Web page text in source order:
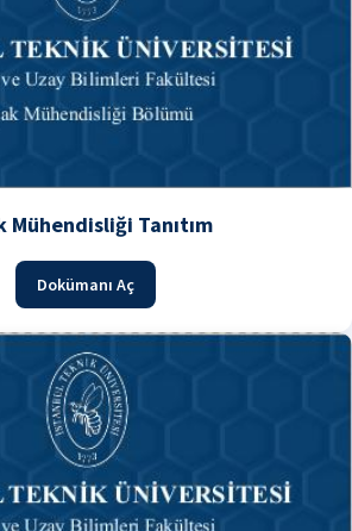
Mühendisliği Tanıtım
Dokümanı Aç